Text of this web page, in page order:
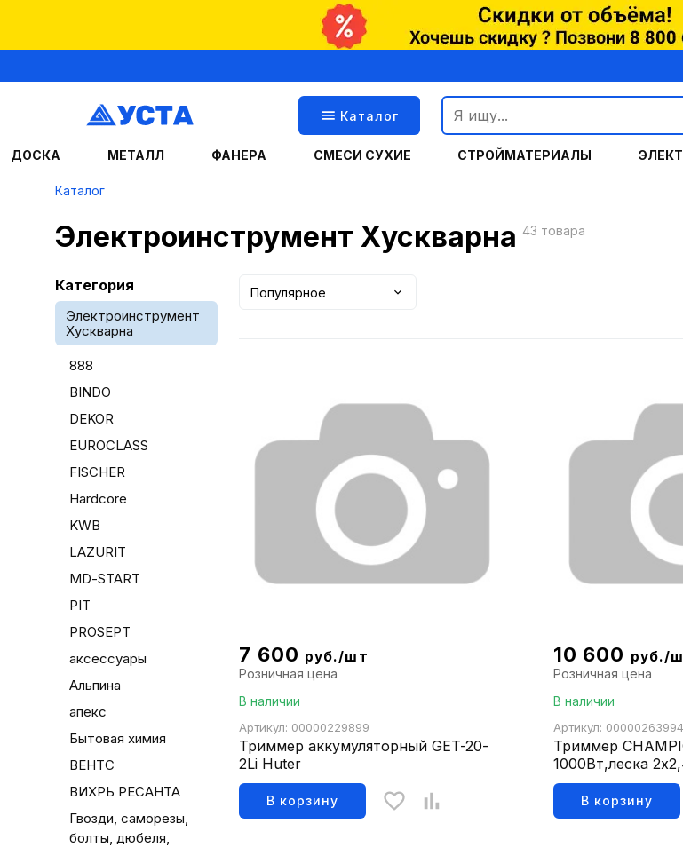
Каталог
ДОСКА МЕТАЛЛ ФАНЕРА СМЕСИ СУХИЕ СТРОЙМАТЕРИАЛЫ
Каталог
Электроинструмент Хускварна 43 товара
Категория
Электроинструмент
Хускварна
888
BINDO
DEKOR
EUROCLASS
FISCHER
Hardcore
KWB
LAZURIT
MD-START
PIT
PROSEPT
аксессуары
Альпина
апекс
Бытовая химия
ВЕНТС
ВИХРЬ РЕСАНТА
Гвозди, саморезы,
болты, дюбеля,
Популярное
7 600 руб./шт
Розничная цена
В наличии
Артикул: 00000229899
Триммер аккумуляторный GET-20-
2Li Huter
В корзину
10 600 руб./
Розничная цена
В наличии
Артикул: 00000263994
Триммер
1000Вт,леска
4х230,4,0кг
В корзину